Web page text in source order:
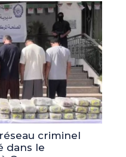
criminel
dans le